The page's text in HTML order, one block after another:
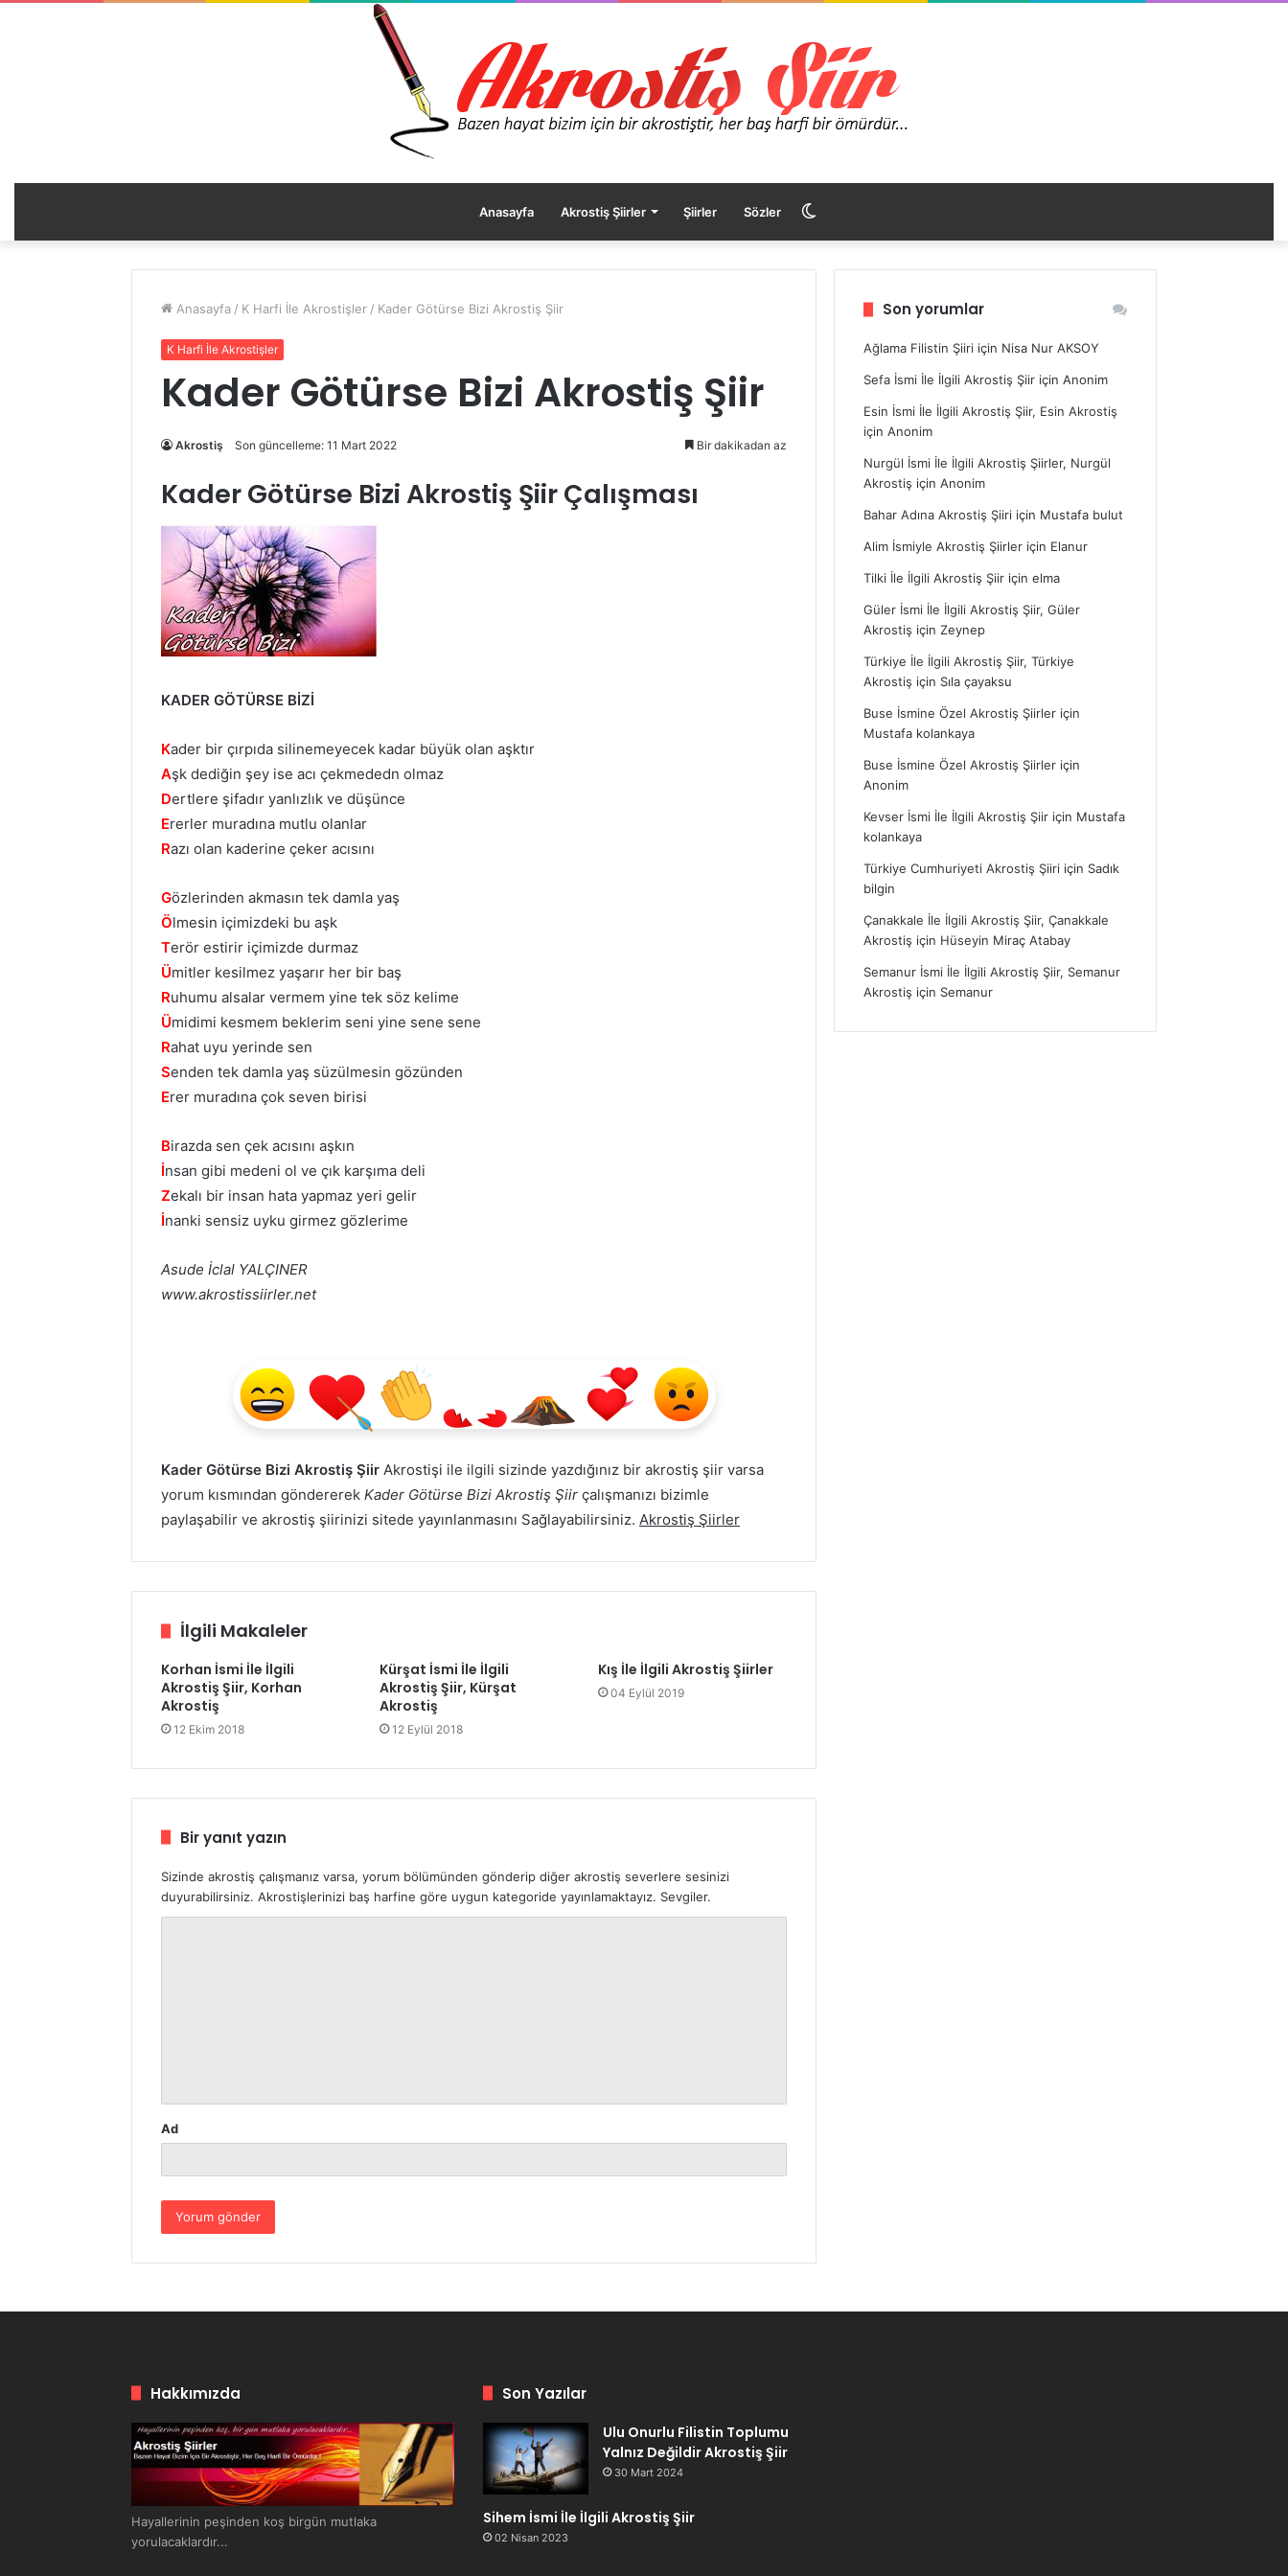
Anasayfa Akrostiş Şiirler Şiirler Sözler
görünümü
Anasayfa / K Harfi İle Akrostişler / Kader Götürse Bizi Akrostiş Şiir
K Harfi İle Akrostişler
Kader Götürse Bizi Akrostiş Şiir
Akrostiş Son güncelleme: 11 Mart 2022 Bir dakikadan az
Kader Götürse Bizi Akrostiş Şiir Çalışması
KADER GÖTÜRSE BİZİ
Kader bir çırpıda silinemeyecek kadar büyük olan aşktır
Aşk dediğin şey ise acı çekmededn olmaz
Dertlere şifadır yanlızlık ve düşünce
Ererler muradına mutlu olanlar
Razı olan kaderine çeker acısını
Gözlerinden akmasın tek damla yaş
Ölmesin içimizdeki bu aşk
Terör estirir içimizde durmaz
Ümitler kesilmez yaşarır her bir baş
Ruhumu alsalar vermem yine tek söz kelime
Ümidimi kesmem beklerim seni yine sene sene
Rahat uyu yerinde sen
Senden tek damla yaş süzülmesin gözünden
Erer muradına çok seven birisi
Birazda sen çek acısını aşkın
İnsan gibi medeni ol ve çık karşıma deli
Zekalı bir insan hata yapmaz yeri gelir
İnanki sensiz uyku girmez gözlerime
Asude İclal YALÇINER
www.akrostissiirler.net
Kader Götürse Bizi Akrostiş Şiir Akrostişi ile ilgili sizinde yazdığınız bir akrostiş şiir varsa
yorum kısmından göndererek Kader Götürse Bizi Akrostiş Şiir çalışmanızı bizimle
paylaşabilir ve akrostiş şiirinizi sitede yayınlanmasını Sağlayabilirsiniz. Akrostiş Şiirler
İlgili Makaleler
Korhan İsmi İle İlgili
Akrostiş Şiir, Korhan
Akrostiş
12 Ekim 2018
Kürşat İsmi İle İlgili
Akrostiş Şiir, Kürşat
Akrostiş
12 Eylül 2018
Kış İle İlgili Akrostiş Şiirler
04 Eylül 2019
Bir yanıt yazın
Sizinde akrostiş çalışmanız varsa, yorum bölümünden gönderip diğer akrostiş severlere sesinizi
duyurabilirsiniz. Akrostişlerinizi baş harfine göre uygun kategoride yayınlamaktayız. Sevgiler.
Ad
Son yorumlar
Ağlama Filistin Şiiri için Nisa Nur AKSOY
Sefa İsmi İle İlgili Akrostiş Şiir içinAnonim
Esin İsmi İle İlgili Akrostiş Şiir, Esin Akrostiş
içinAnonim
Nurgül İsmi İle İlgili Akrostiş Şiirler, Nurgül
Akrostiş içinAnonim
Bahar Adına Akrostiş Şiiri için Mustafa bulut
Alim İsmiyle Akrostiş Şiirler için Elanur
Tilki İle İlgili Akrostiş Şiir içinelma
Güler İsmi İle İlgili Akrostiş Şiir, Güler
Akrostiş içinZeynep
Türkiye İle İlgili Akrostiş Şiir, Türkiye
Akrostiş için Sıla çayaksu
Buse İsmine Özel Akrostiş Şiirler için
Mustafa kolankaya
Buse İsmine Özel Akrostiş Şiirler için
Anonim
Kevser İsmi İle İlgili Akrostiş Şiir için Mustafa
kolankaya
Türkiye Cumhuriyeti Akrostiş Şiiri için Sadık
bilgin
Çanakkale İle İlgili Akrostiş Şiir, Çanakkale
Akrostiş için Hüseyin Miraç Atabay
Semanur İsmi İle İlgili Akrostiş Şiir, Semanur
Akrostiş için Semanur
Hakkımızda
Hayallerinin peşinden koş birgün mutlaka
yorulacaklardır...
Son Yazılar
Ulu Onurlu Filistin Toplumu
Yalnız Değildir Akrostiş Şiir
30 Mart 2024
Sihem İsmi İle İlgili Akrostiş Şiir
02 Nisan 2023